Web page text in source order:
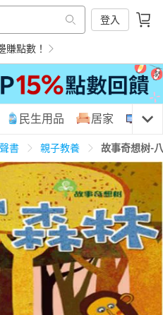
登入
賺點數！
養生保健 民生用品
運動休閒 親子玩具
化妝保養 情趣用品
民生用品 居家 3C
書 親子教養 故事奇想树-